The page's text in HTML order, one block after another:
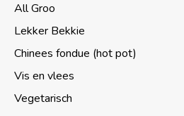
All Groo
Lekker Bekkie
Chinees fondue (hot pot)
Vis en vlees
Vegetarisch